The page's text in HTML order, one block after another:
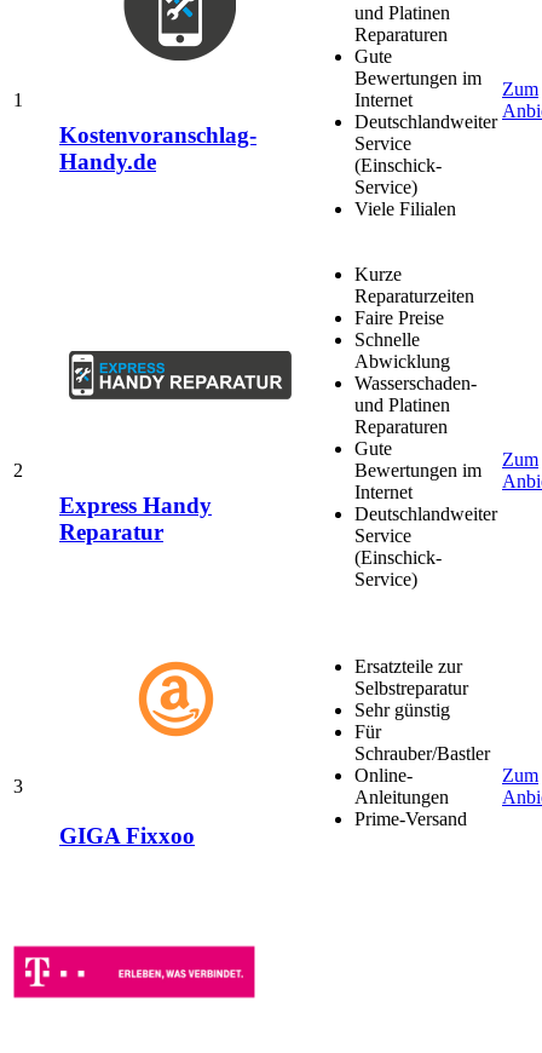
1
Kostenvoranschlag-
Handy.de
und Platinen
Reparaturen
Gute
Bewertungen im
Internet
Deutschlandweiter
Service
(Einschick-
Service)
Viele Filialen
Zum
2
Express Handy
Reparatur
Kurze
Reparaturzeiten
Faire Preise
Schnelle
Abwicklung
Wasserschaden-
und Platinen
Reparaturen
Gute
Bewertungen im
Internet
Deutschlandweiter
Service
(Einschick-
Service)
Zum
3
GIGA Fixxoo
Ersatzteile zur
Selbstreparatur
Sehr günstig
Für
Schrauber/Bastler
Online-
Anleitungen
Prime-Versand
Zum